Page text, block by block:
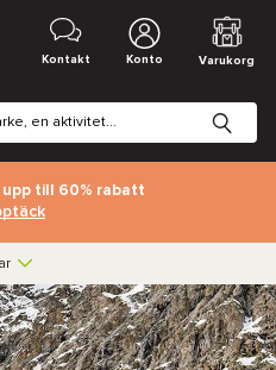
Kontakt Konto Varukorg
upp till 60% rabatt